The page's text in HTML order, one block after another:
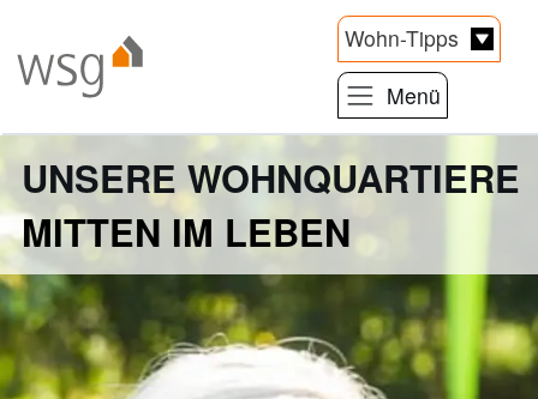
zum Inhalt der Seite springen
zur Hauptnavigation springen
Link zur StartseiteWohn-Tipps
Menü
UNSERE WOHNQUARTIERE
MITTEN IM LEBEN